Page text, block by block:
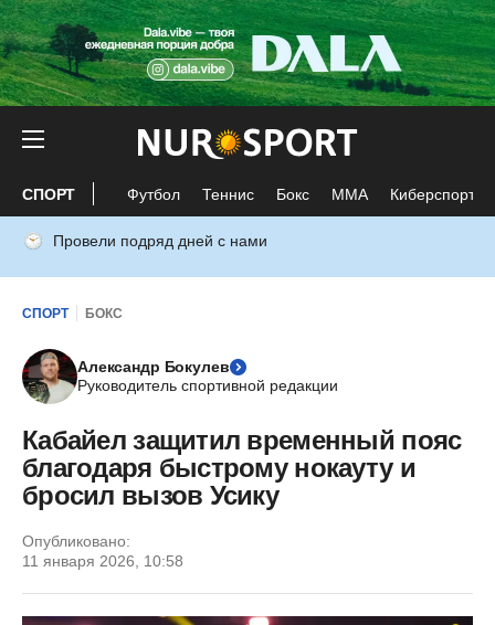
СПОРТ Футбол Теннис Бокс ММА Киберспорт
Провели подряд дней с нами
СПОРТ БОКС
Александр Бокулев
Руководитель спортивной редакции
Кабайел защитил временный пояс
благодаря быстрому нокауту и
бросил вызов Усику
Опубликовано:
11 января 2026, 10:58